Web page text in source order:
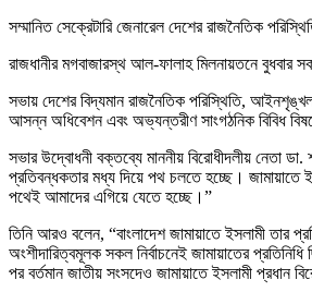
সম্মানিত সেক্রেটারি জেনারেল দেশের রাজনৈতিক
রাজধানীর মগবাজারস্থ আল-ফালাহ মিলনায়তনে বুধবার
সভায় দেশের বিদ্যমান রাজনৈতিক পরিস্থিতি,
আসন্ন অধিবেশন এবং অভ্যন্তরীণ সাংগঠনিক বিবিধ
সভার উদ্বোধনী বক্তব্যে মাননীয় বিরোধীদলীয় নেতা
প্রতিবন্ধকতার মধ্য দিয়ে পথ চলতে হচ্ছে। জামায়াতে
পথেই আমাদের এগিয়ে যেতে হচ্ছে।”
তিনি আরও বলেন, “বাংলাদেশ জামায়াতে ইসলামী তার
অংশীদারিত্বমূলক সকল নির্বাচনেই জামায়াতের
পর বর্তমান জাতীয় সংসদেও জামায়াতে ইসলামী প্রধান